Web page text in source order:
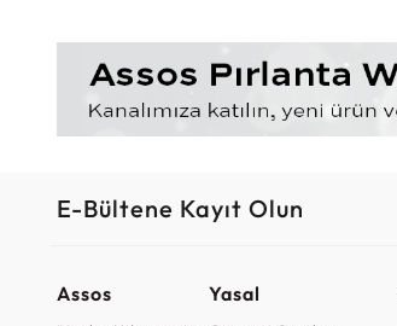
E-Bültene Kayıt Olun
Assos Yasal